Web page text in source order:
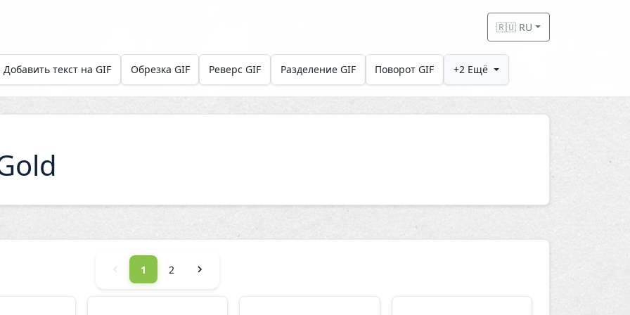
🇷🇺 RU
Добавить текст на GIF Обрезка GIF Реверс GIF Разделение GIF Поворот GIF +2 Ещё
1 2